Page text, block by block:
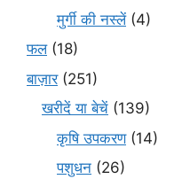
मुर्गी की नस्लें(4)
फल(18)
बाज़ार(251)
खरीदें या बेचें (139)
कृषि उपकरण(14)
पशुधन (26)